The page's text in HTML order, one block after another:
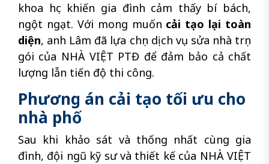
khoa học khiến gia đình cảm thấy bí bách,
ngột ngạt. Với mong muốn cải tạo lại toàn
diện, anh Lâm đã lựa chọn dịch vụ sửa nhà trọn
gói của NHÀ VIỆT PTĐ để đảm bảo cả chất
lượng lẫn tiến độ thi công.
Phương án cải tạo tối ưu cho
nhà phố
Sau khi khảo sát và thống nhất cùng gia
đình, đội ngũ kỹ sư và thiết kế của NHÀ VIỆT